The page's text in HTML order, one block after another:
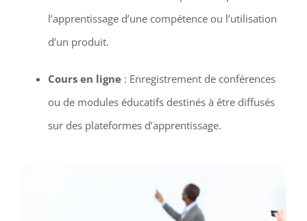
l’apprentissage d’une compétence ou l’utilisation
d’un produit.
Cours en ligne: Enregistrement de conférences
ou de modules éducatifs destinés à être diffusés
sur des plateformes d’apprentissage.